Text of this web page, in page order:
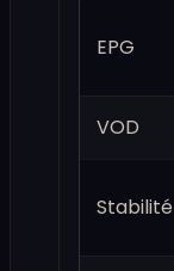
EPG
VOD
Stabilité